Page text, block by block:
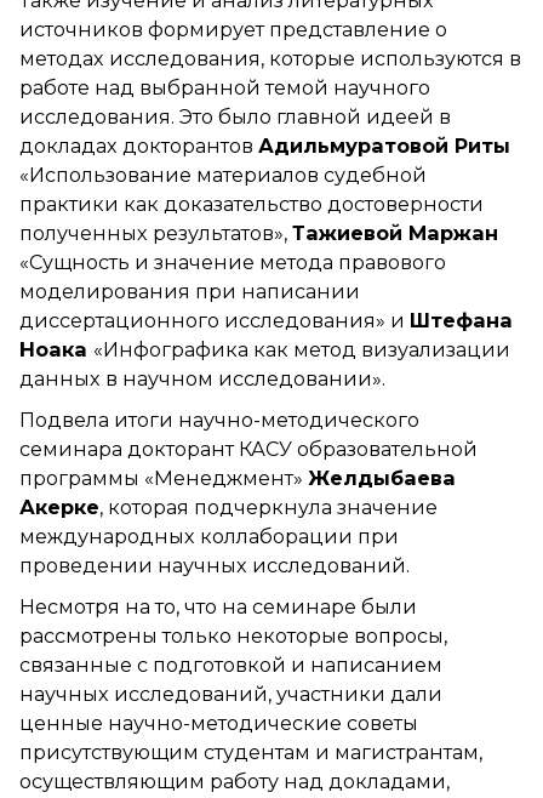
источников формирует представление о
методах исследования, которые используются в
работе над выбранной темой научного
исследования. Это было главной идеей в
докладах докторантов Адильмуратовой Риты
«Использование материалов судебной
практики как доказательство достоверности
полученных результатов», Тажиевой Маржан
«Сущность и значение метода правового
моделирования при написании
диссертационного исследования» и Штефана
Ноака «Инфографика как метод визуализации
данных в научном исследовании».
Подвела итоги научно-методического
семинара докторант КАСУ образовательной
программы «Менеджмент» Желдыбаева
Акерке, которая подчеркнула значение
международных коллаборации при
проведении научных исследований.
Несмотря на то, что на семинаре были
рассмотрены только некоторые вопросы,
связанные с подготовкой и написанием
научных исследований, участники дали
ценные научно-методические советы
присутствующим студентам и магистрантам,
осуществляющим работу над докладами,